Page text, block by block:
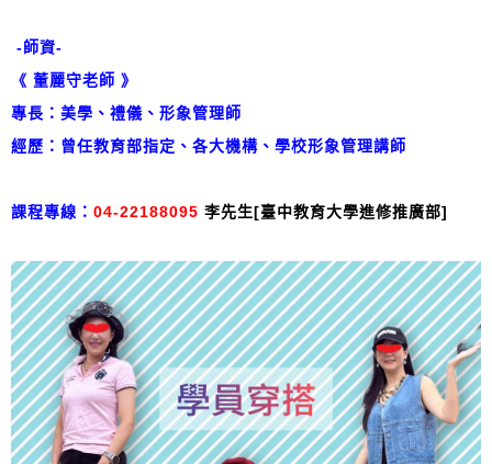
-師資-
《 董麗守老師 》
專長：美學、禮儀、形象管理師
經歷：曾任教育部指定、各大機構、學校形象管理講師
課程專線： 04-22188095 李先生[臺中教育大學進修推廣部]